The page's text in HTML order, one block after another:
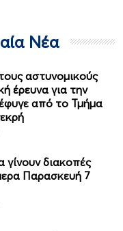
Νέα
αστυνομικούς
έρευνα για την
από το Τμήμα
διακοπές
Παρασκευή 7